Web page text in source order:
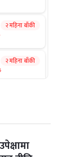
२ महिना बाँकी
२ महिना बाँकी